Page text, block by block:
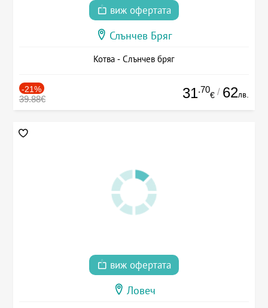
виж офертата
Слънчев Бряг
Котва - Слънчев бряг
-21%
39.88€ 31.70
€ / 62лв.
виж офертата
Ловеч